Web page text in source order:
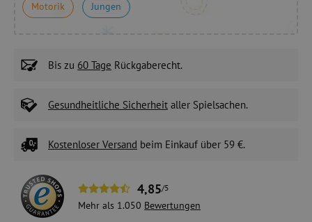
Motorik Jungen
Bis zu 60 Tage Rückgaberecht.
Gesundheitliche Sicherheit aller Spielsachen.
Kostenloser Versand beim Einkauf über 59 €.
4,85/5
Mehr als 1.050 Bewertungen